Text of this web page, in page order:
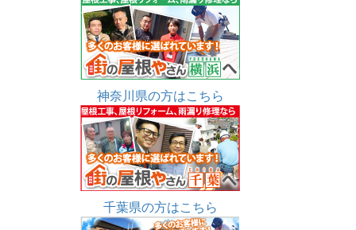
神奈川県の方はこちら
千葉県の方はこちら